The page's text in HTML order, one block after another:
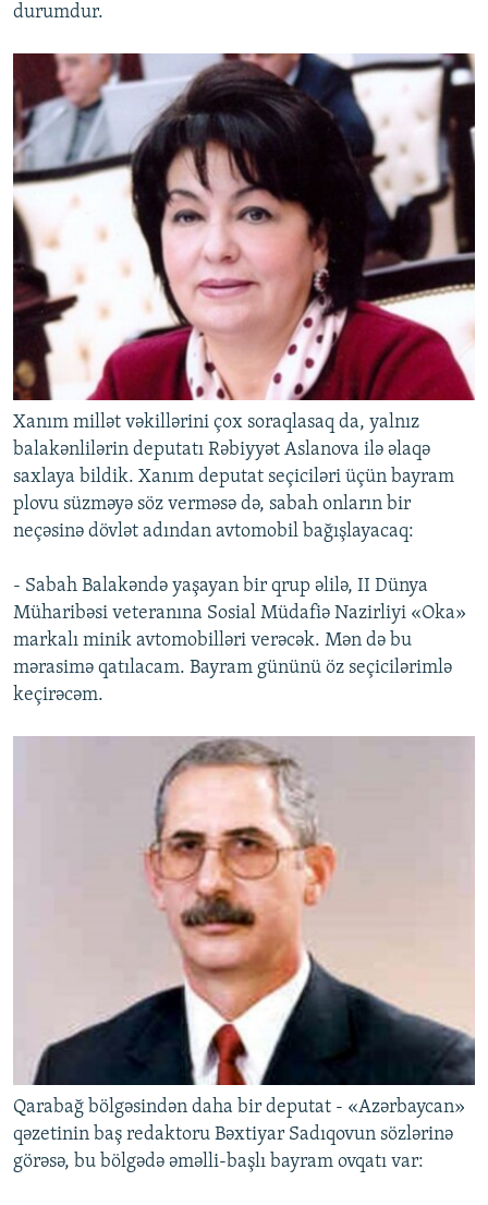
durumdur.
Xanım millət vəkillərini çox soraqlasaq da, yalnız
balakənlilərin deputatı Rəbiyyət Aslanova ilə əlaqə
saxlaya bildik. Xanım deputat seçiciləri üçün bayram
plovu süzməyə söz verməsə də, sabah onların bir
neçəsinə dövlət adından avtomobil bağışlayacaq:
- Sabah Balakəndə yaşayan bir qrup əlilə, II Dünya
Müharibəsi veteranına Sosial Müdafiə Nazirliyi «Oka»
markalı minik avtomobilləri verəcək. Mən də bu
mərasimə qatılacam. Bayram gününü öz seçicilərimlə
keçirəcəm.
Qarabağ bölgəsindən daha bir deputat - «Azərbaycan»
qəzetinin baş redaktoru Bəxtiyar Sadıqovun sözlərinə
görəsə, bu bölgədə əməlli-başlı bayram ovqatı var: